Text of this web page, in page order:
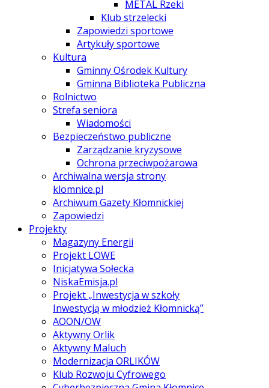
METAL Rzeki
Klub strzelecki
Zapowiedzi sportowe
Artykuły sportowe
Kultura
Gminny Ośrodek Kultury
Gminna Biblioteka Publiczna
Rolnictwo
Strefa seniora
Wiadomości
Bezpieczeństwo publiczne
Zarządzanie kryzysowe
Ochrona przeciwpożarowa
Archiwalna wersja strony
klomnice.pl
Archiwum Gazety Kłomnickiej
Zapowiedzi
Projekty
Magazyny Energii
Projekt LOWE
Inicjatywa Sołecka
NiskaEmisja.pl
Projekt „Inwestycja w szkoły
Inwestycją w młodzież Kłomnicką”
AOON/OW
Aktywny Orlik
Aktywny Maluch
Modernizacja ORLIKÓW
Klub Rozwoju Cyfrowego